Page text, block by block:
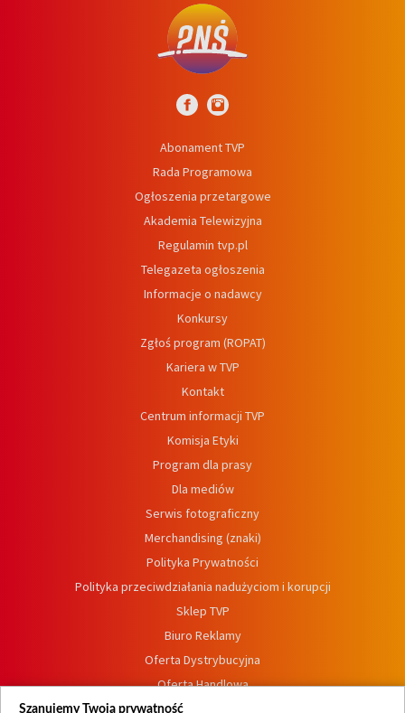
Abonament TVP
Rada Programowa
Ogłoszenia przetargowe
Akademia Telewizyjna
Regulamin tvp.pl
Telegazeta ogłoszenia
Informacje o nadawcy
Konkursy
Zgłoś program (ROPAT)
Kariera w TVP
Kontakt
Centrum informacji TVP
Komisja Etyki
Program dla prasy
Dla mediów
Serwis fotograficzny
Merchandising (znaki)
Polityka Prywatności
Polityka przeciwdziałania nadużyciom i korupcji
Sklep TVP
Biuro Reklamy
Oferta Dystrybucyjna
Oferta Handlowa
Dostępność
Szanujemy Twoją prywatność